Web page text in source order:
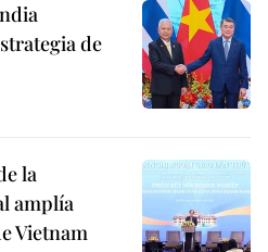
de
la
amplía
Vietnam